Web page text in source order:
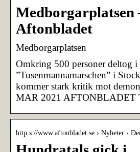
Medborgarplatsen
Aftonbladet
Medborgarplatsen
Omkring 500 personer deltog i
”Tusenmannamarschen” i
kommer stark kritik mot
MAR 2021
http s://www.aftonbladet.se › Nyheter ›